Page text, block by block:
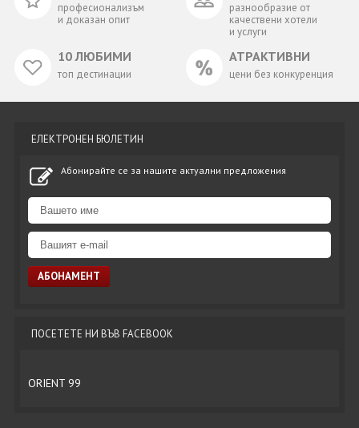
професионализъм
и доказан опит
разнообразие от
качествени хотели
и услуги
10 ЛЮБИМИ
топ дестинации
АТРАКТИВНИ
цени без конкуренция
ЕЛЕКТРОНЕН БЮЛЕТИН
Абонирайте се за нашите актуални предложения
ПОСЕТЕТЕ НИ ВЪВ FACEBOOK
ORIENT 99